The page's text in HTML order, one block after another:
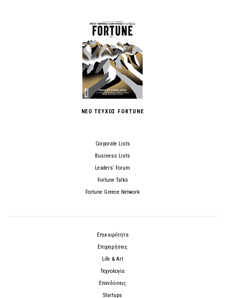
ΝΕΟ ΤΕΥΧΟΣ FORTUNE
Corporate Lists
Business Lists
Leaders’ Forum
Fortune Talks
Fortune Greece Network
Επικαιρότητα
Επιχειρήσεις
Life & Art
Τεχνολογία
Επενδύσεις
Startups